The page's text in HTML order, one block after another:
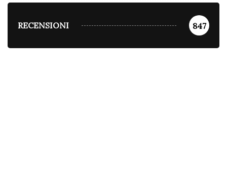
RECENSIONI 847